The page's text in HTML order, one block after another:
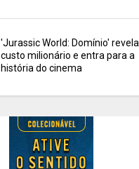
'Jurassic World: Domínio' revela
custo milionário e entra para a
história do cinema